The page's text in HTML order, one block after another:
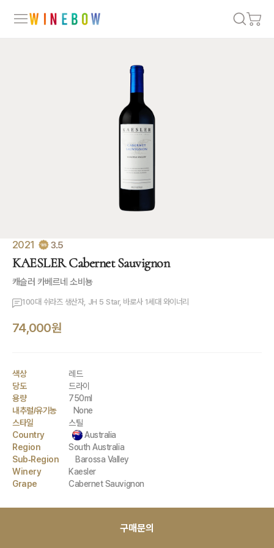
2021 3.5
KAESLER Cabernet Sauvignon
캐슬러 카베르네 소비뇽
100대 쉬라즈 생산자, JH 5 Star, 바로사 1세대 와이너리
74,000원
색상
레드
당도
드라이
용량
750ml
내추럴/유기농
None
스타일
스틸
Country
Australia
Region
South Australia
Sub-Region
Barossa Valley
Winery
Kaesler
Grape
Cabernet Sauvignon
구매문의